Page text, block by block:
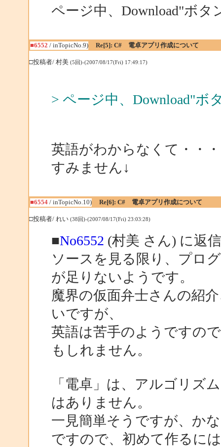
ページ中、Download"ボ
■6552 / inTopicNo.9) Re[5]: C# 電卓アプリ作成について
□投稿者/ 村美 (5回)-(2007/08/17(Fri) 17:49:17)
> ページ中、Download"
英語がわからなくて・・・
すみません↓
■6554/ inTopicNo.10) Re[6]: C# 電卓アプリ作成について
□投稿者/ れい (38回)-(2007/08/17(Fri) 23:03:28)
■No6552 (村美 さん) に返信
ソースを見る限り、プロ
が足りないようです。
魔界の仮面弁士さんの紹
いですが、
英語は苦手のようですの
もしれません。
「電卓」は、アルゴリズ
はありません。
一見簡単そうですが、か
ですので、初めて作るに